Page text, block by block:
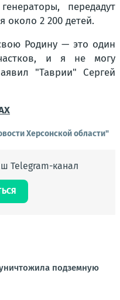
передадут
около 2 200 детей.
Родину — это один
и я не могу
"Таврии" Сергей
Херсонской области"
Telegram-канал
подземную